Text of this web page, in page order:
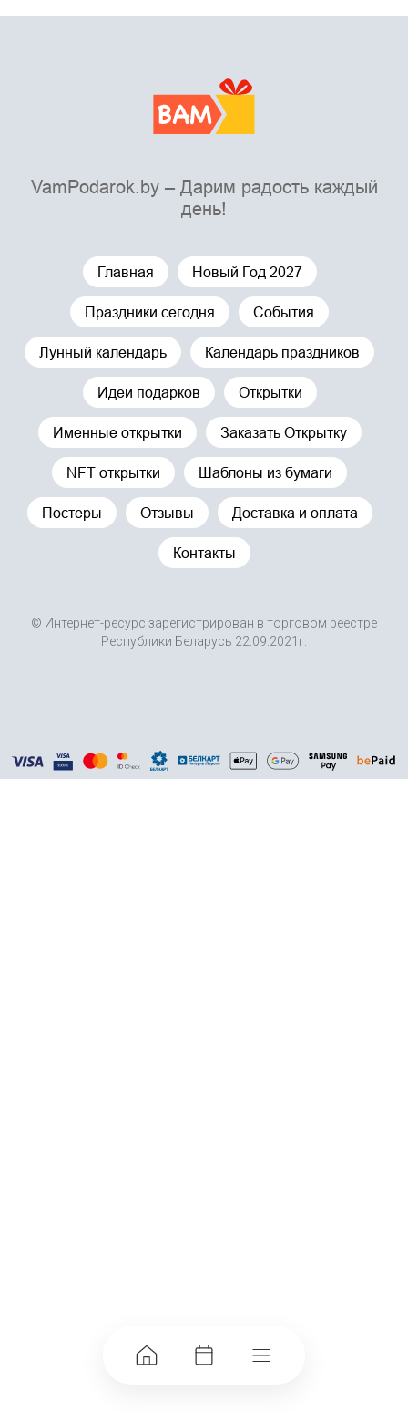
VamPodarok.by – Дарим радость каждый
день!
Главная Новый Год 2027
Праздники сегодня События
Лунный календарь Календарь праздников
Идеи подарков Открытки
Именные открытки Заказать Открытку
NFT открытки Шаблоны из бумаги
Постеры Отзывы Доставка и оплата
Контакты
© Интернет-ресурс зарегистрирован в торговом реестре
Республики Беларусь 22.09.2021г.